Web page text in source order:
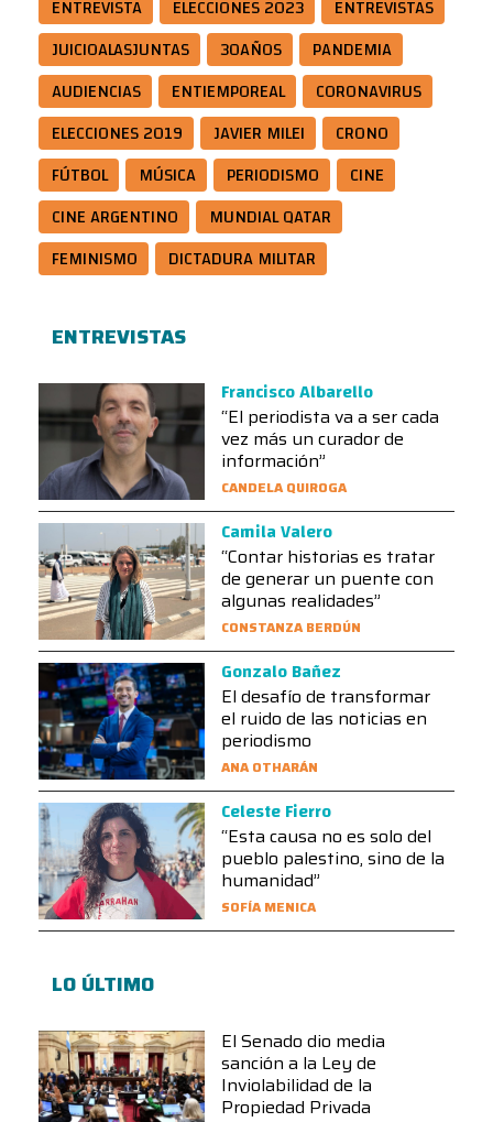
ENTREVISTA ELECCIONES 2023
ENTREVISTAS
JUICIOALASJUNTAS
30AÑOS
PANDEMIA
AUDIENCIAS
ENTIEMPOREAL
CORONAVIRUS
ELECCIONES 2019
JAVIER MILEI
CRONO
FÚTBOL
MÚSICA PERIODISMO
CINE
CINE ARGENTINO
MUNDIAL QATAR
FEMINISMO
DICTADURA MILITAR
ENTREVISTAS
Francisco Albarello
“El periodista va a ser cada
vez más un curador de
información”
CANDELA QUIROGA
Camila Valero
“Contar historias es tratar
de generar un puente con
algunas realidades”
CONSTANZA BERDÚN
Gonzalo Bañez
El desafío de transformar
el ruido de las noticias en
periodismo
ANA OTHARÁN
Celeste Fierro
“Esta causa no es solo del
pueblo palestino, sino de la
humanidad”
SOFÍA MENICA
LO ÚLTIMO
El Senado dio media
sanción a la Ley de
Inviolabilidad de la
Propiedad Privada